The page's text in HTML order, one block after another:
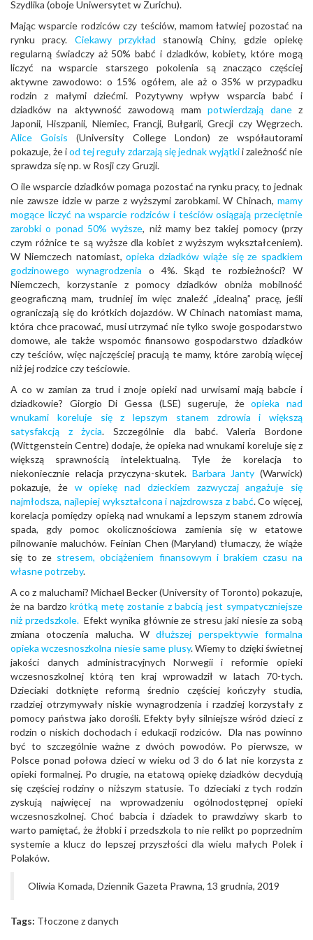
Szydlika (oboje Uniwersytet w Zurichu).
Mając wsparcie rodziców czy teściów, mamom łatwiej pozostać na
rynku pracy. Ciekawy przykład stanowią Chiny, gdzie opiekę
regularną świadczy aż 50% babć i dziadków, kobiety, które mogą
liczyć na wsparcie starszego pokolenia są znacząco częściej
aktywne zawodowo: o 15% ogółem, ale aż o 35% w przypadku
rodzin z małymi dziećmi. Pozytywny wpływ wsparcia babć i
dziadków na aktywność zawodową mampotwierdzają danez
Japonii, Hiszpanii, Niemiec, Francji, Bułgarii, Grecji czy Węgrzech.
Alice Goisis (University College London) ze współautorami
pokazuje, że iod tej reguły zdarzają się jednak wyjątkii zależność nie
sprawdza się np. w Rosji czy Gruzji.
O ile wsparcie dziadków pomaga pozostać na rynku pracy, to jednak
nie zawsze idzie w parze z wyższymi zarobkami. W Chinach, mamy
mogące liczyć na wsparcie rodziców i teściów osiągają przeciętnie
zarobki o ponad 50% wyższe, niż mamy bez takiej pomocy (przy
czym różnice te są wyższe dla kobiet z wyższym wykształceniem).
W Niemczech natomiast,opieka dziadków wiąże się ze spadkiem
godzinowego wynagrodzenia o 4%. Skąd te rozbieżności? W
Niemczech, korzystanie z pomocy dziadków obniża mobilność
geograficzną mam, trudniej im więc znaleźć „idealną” pracę, jeśli
ograniczają się do krótkich dojazdów. W Chinach natomiast mama,
która chce pracować, musi utrzymać nie tylko swoje gospodarstwo
domowe, ale także wspomóc finansowo gospodarstwo dziadków
czy teściów, więc najczęściej pracują te mamy, które zarobią więcej
niż jej rodzice czy teściowie.
A co w zamian za trud i znoje opieki nad urwisami mają babcie i
dziadkowie? Giorgio Di Gessa (LSE) sugeruje, żeopieka nad
wnukami koreluje się z lepszym stanem zdrowia i większą
satysfakcją z życia. Szczególnie dla babć. Valeria Bordone
(Wittgenstein Centre) dodaje, że opieka nad wnukami koreluje się z
większą sprawnością intelektualną. Tyle że korelacja to
niekoniecznie relacja przyczyna-skutek. Barbara Janty (Warwick)
pokazuje, że w opiekę nad dzieckiem zazwyczaj angażuje się
najmłodsza, najlepiej wykształcona i najzdrowsza z babć. Co więcej,
korelacja pomiędzy opieką nad wnukami a lepszym stanem zdrowia
spada, gdy pomoc okolicznościowa zamienia się w etatowe
pilnowanie maluchów. Feinian Chen (Maryland) tłumaczy, że wiąże
się to ze stresem, obciążeniem finansowym i brakiem czasu na
własne potrzeby.
A co z maluchami? Michael Becker (University of Toronto) pokazuje,
że na bardzokrótką metę zostanie z babcią jest sympatyczniejsze
niż przedszkole.Efekt wynika głównie ze stresu jaki niesie za sobą
zmiana otoczenia malucha. Wdłuższej perspektywie formalna
opieka wczesnoszkolna niesie same plusy. Wiemy to dzięki świetnej
jakości danych administracyjnych Norwegii i reformie opieki
wczesnoszkolnej którą ten kraj wprowadził w latach 70-tych.
Dzieciaki dotknięte reformą średnio częściej kończyły studia,
rzadziej otrzymywały niskie wynagrodzenia i rzadziej korzystały z
pomocy państwa jako dorośli. Efekty były silniejsze wśród dzieci z
rodzin o niskich dochodach i edukacji rodziców. Dla nas powinno
być to szczególnie ważne z dwóch powodów. Po pierwsze, w
Polsce ponad połowa dzieci w wieku od 3 do 6 lat nie korzysta z
opieki formalnej. Po drugie, na etatową opiekę dziadków decydują
się częściej rodziny o niższym statusie. To dzieciaki z tych rodzin
zyskują najwięcej na wprowadzeniu ogólnodostępnej opieki
wczesnoszkolnej. Choć babcia i dziadek to prawdziwy skarb to
warto pamiętać, że żłobki i przedszkola to nie relikt po poprzednim
systemie a klucz do lepszej przyszłości dla wielu małych Polek i
Polaków.
Oliwia Komada, Dziennik Gazeta Prawna, 13 grudnia, 2019
Tags: Tłoczone z danych